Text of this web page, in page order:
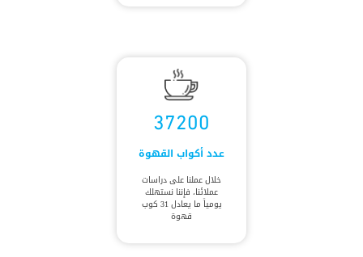
37200
عدد أكواب القهوة
خلال عملنا على دراسات
عملائنا، فإننا نستهلك
يومياً ما يعادل 31 كوب
قهوة